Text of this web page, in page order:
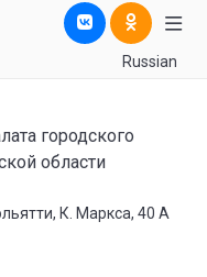
Russian
городского
области
К. Маркса, 40 А